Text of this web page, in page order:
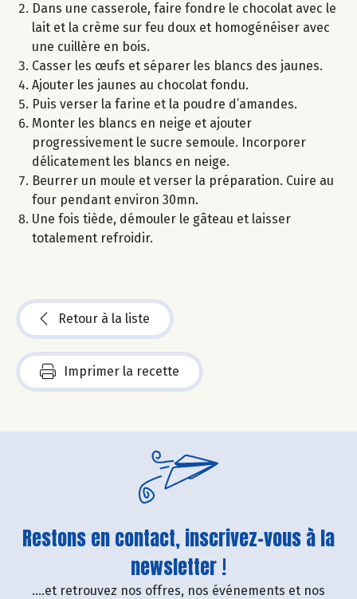
Dans une casserole, faire fondre le chocolat avec le
lait et la crème sur feu doux et homogénéiser avec
une cuillère en bois.
Casser les œufs et séparer les blancs des jaunes.
Ajouter les jaunes au chocolat fondu.
Puis verser la farine et la poudre d’amandes.
Monter les blancs en neige et ajouter
progressivement le sucre semoule. Incorporer
délicatement les blancs en neige.
Beurrer un moule et verser la préparation. Cuire au
four pendant environ 30mn.
Une fois tiède, démouler le gâteau et laisser
totalement refroidir.
Retour à la liste
Imprimer la recette
Restons en contact, inscrivez-vous à la
newsletter !
....et retrouvez nos offres, nos événements et nos